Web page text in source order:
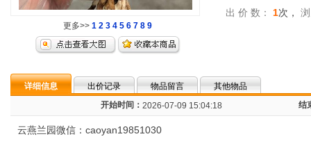
更多>> 1 2 3 4 5 6 7 8 9
出 价 数：
1次，
详细信息 出价记录 物品留言
其他物品
开始时间： 2026-07-09 15:04:18 结
云燕兰园微信：caoyan19851030